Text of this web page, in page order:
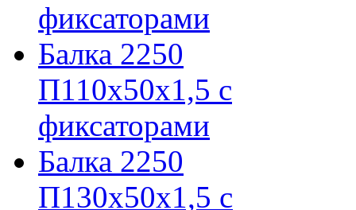
фиксаторами
Балка 2250
П110х50х1,5 с
фиксаторами
Балка 2250
П130х50х1,5 с